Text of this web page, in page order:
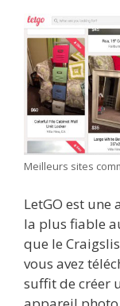
Meilleurs sites
LetGO est
la plus fiable
que le
vous avez
suffit de créer